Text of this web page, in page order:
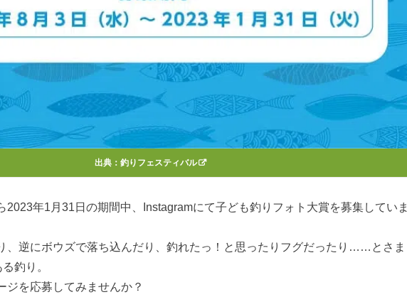
出典：釣りフェスティバル
2023年1月31日の期間中、Instagramにて子ども釣りフォト大賞を募集していま
、逆にボウズで落ち込んだり、釣れたっ！と思ったりフグだったり……とさま
釣り。
ジを応募してみませんか？